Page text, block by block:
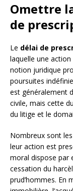
Omettre
de
Le délai de
laquelle une
notion juridique
poursuites
est généralement
civile, mais cette
du litige et le
Nombreux sont
leur action est
moral dispose par
cessation du
prud’hommes. En